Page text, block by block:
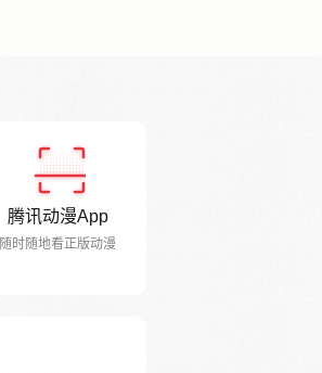
腾讯动漫App
随时随地看正版动漫